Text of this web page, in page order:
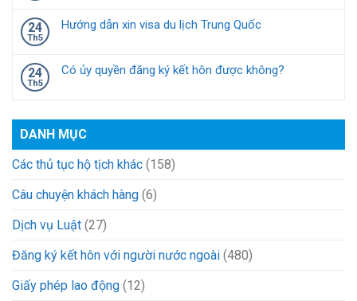
24
Th5
Hướng dẫn xin visa du lịch Trung Quốc
24
Th5
Có ủy quyền đăng ký kết hôn được không?
DANH MỤC
Các thủ tục hộ tịch khác (158)
Câu chuyện khách hàng (6)
Dịch vụ Luật (27)
Đăng ký kết hôn với người nước ngoài (480)
Giấy phép lao động (12)